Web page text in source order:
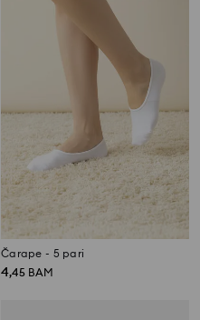
Čarape - 5 pari
4,45 BAM